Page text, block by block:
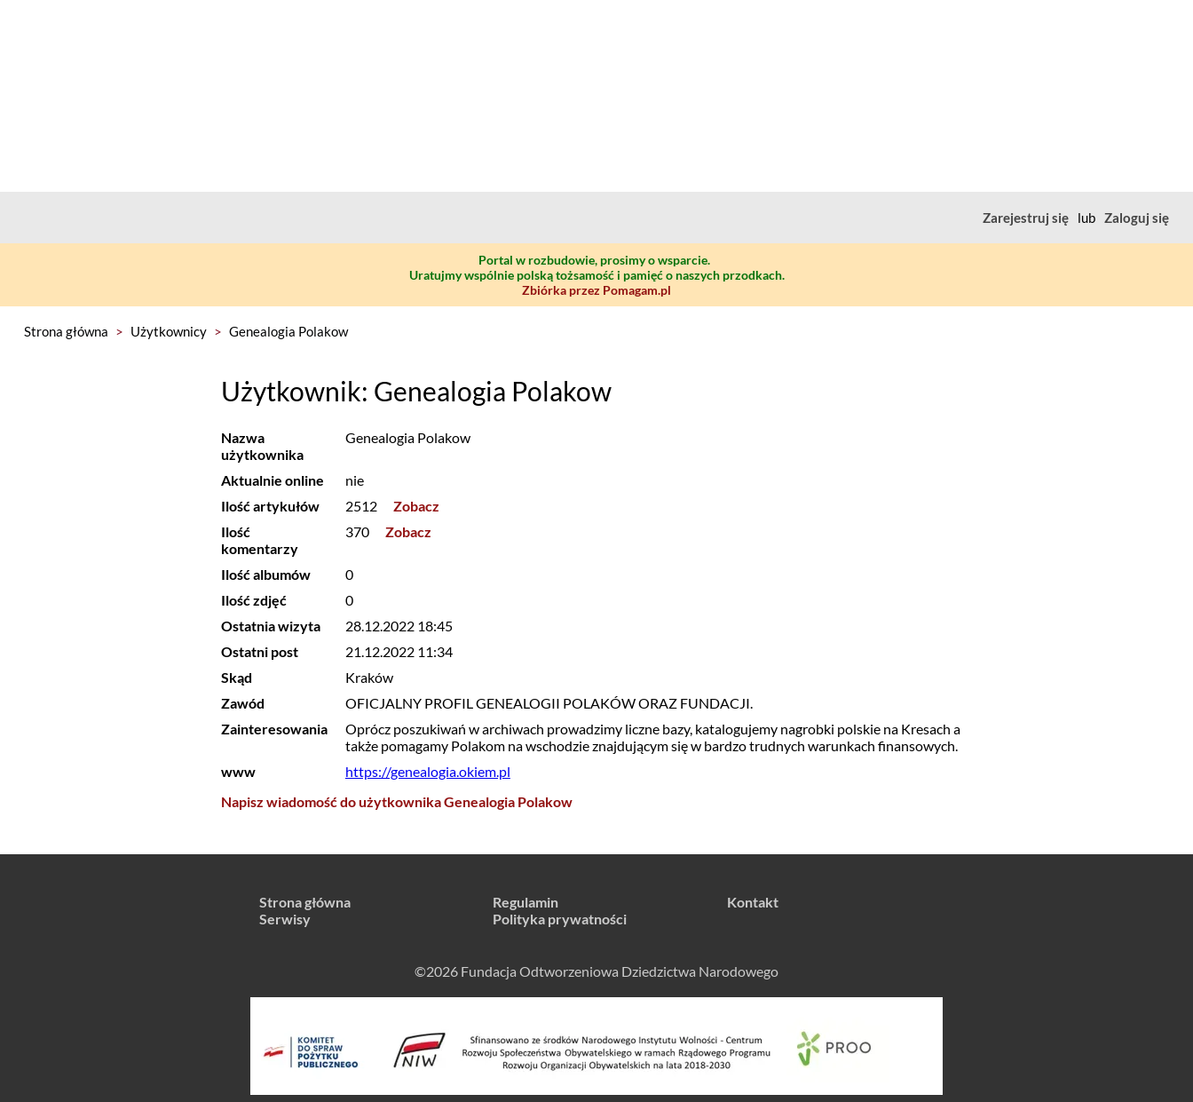
Zarejestruj się lub Zaloguj się
Portal w rozbudowie, prosimy o wsparcie.
Uratujmy wspólnie polską tożsamość i pamięć o naszych przodkach.
Zbiórka przez Pomagam.pl
Strona główna > Użytkownicy > Genealogia Polakow
Użytkownik: Genealogia Polakow
Nazwa
użytkownika
Genealogia Polakow
Aktualnie online
nie
Ilość artykułów
2512
Zobacz
Ilość
komentarzy
370 Zobacz
Ilość albumów
0
Ilość zdjęć
0
Ostatnia wizyta
28.12.2022 18:45
Ostatni post
21.12.2022 11:34
Skąd
Kraków
Zawód
OFICJALNY PROFIL GENEALOGII POLAKÓW ORAZ FUNDACJI.
Zainteresowania
Oprócz poszukiwań w archiwach prowadzimy liczne bazy, katalogujemy nagrobki polskie na Kresach a
także pomagamy Polakom na wschodzie znajdującym się w bardzo trudnych warunkach finansowych.
www
https://genealogia.okiem.pl
Napisz wiadomość do użytkownika Genealogia Polakow
Strona główna
Serwisy
Regulamin
Polityka prywatności
Kontakt
©2026 Fundacja Odtworzeniowa Dziedzictwa Narodowego